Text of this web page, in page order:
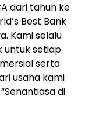
dari tahun ke
Best Bank
Kami selalu
untuk setiap
serta
usaha kami
di